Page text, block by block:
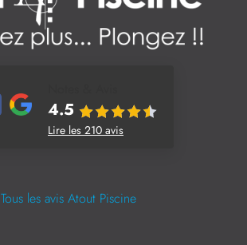
4.5
Lire les 210 avis
Tous les avis Atout Piscine